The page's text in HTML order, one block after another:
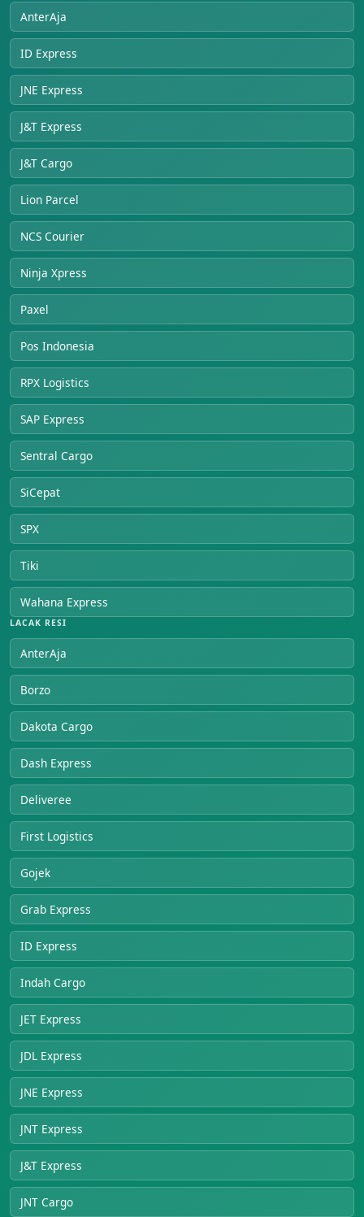
AnterAja
ID Express
JNE Express
J&T Express
J&T Cargo
Lion Parcel
NCS Courier
Ninja Xpress
Paxel
Pos Indonesia
RPX Logistics
SAP Express
Sentral Cargo
SiCepat
SPX
Tiki
Wahana Express
LACAK RESI
AnterAja
Borzo
Dakota Cargo
Dash Express
Deliveree
First Logistics
Gojek
Grab Express
ID Express
Indah Cargo
JET Express
JDL Express
JNE Express
JNT Express
J&T Express
JNT Cargo